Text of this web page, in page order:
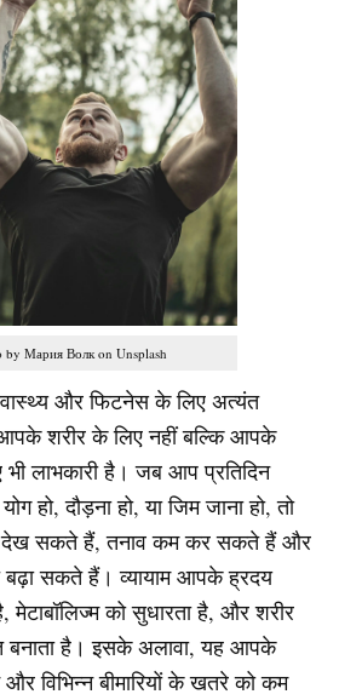
by Мария Волк on Unsplash
और फिटनेस के लिए अत्यंत
शरीर के लिए नहीं बल्कि आपके
लाभकारी है। जब आप प्रतिदिन
हो, दौड़ना हो, या जिम जाना हो, तो
देख सकते हैं, तनाव कम कर सकते हैं और
बढ़ा सकते हैं। व्यायाम आपके ह्रदय
मेटाबॉलिज्म को सुधारता है, और शरीर
बनाता है। इसके अलावा, यह आपके
विभिन्न बीमारियों के खतरे को कम